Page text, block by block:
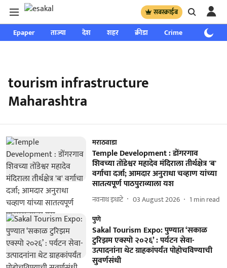
सबस्क्राईब
Epaper ताज्या देश शहर क्रीडा Crime साप्ताहिक
tourism infrastructure
Maharashtra
मराठवाडा
Temple Development : डोंगरगाव
शिवच्या तोंडेश्वर महादेव मंदिराला तीर्थक्षेत्र 'ब'
वर्गाचा दर्जा; आमदार अनुराधा चव्हाण यांच्या
सातत्यपूर्ण पाठपुराव्याला यश
नवनाथ इधाटे 03 August 2026 1 min read
पुणे
Sakal Tourism Expo: पुण्यात ‘सकाळ
टुरिझम एक्स्पो २०२६’ : पर्यटन सेवा-
उत्पादनांना थेट ग्राहकांपर्यंत पोहोचविण्याची
सुवर्णसंधी